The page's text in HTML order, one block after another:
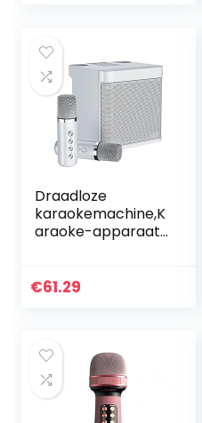
Draadloze
karaokemachine,K
araoke-apparaat
Zangapparatuur
€61.29